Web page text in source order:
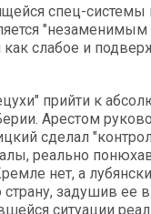
спец-системы
"незаменимым
слабое и
прийти к
Арестом
сделал
реально
нет, а
задушив ее
ситуации